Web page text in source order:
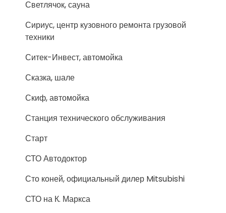
Светлячок, сауна
Сириус, центр кузовного ремонта грузовой
техники
Ситек-Инвест, автомойка
Сказка, шале
Скиф, автомойка
Станция технического обслуживания
Старт
СТО Автодоктор
Сто коней, официальный дилер Mitsubishi
СТО на К. Маркса